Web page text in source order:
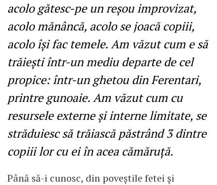
acolo gătesc-pe un reșou improvizat,
acolo mănâncă, acolo se joacă copiii,
acolo își fac temele. Am văzut cum e să
trăiești într-un mediu departe de cel
propice: într-un ghetou din Ferentari,
printre gunoaie. Am văzut cum cu
resursele externe și interne limitate, se
străduiesc să trăiască păstrând 3 dintre
copiii lor cu ei în acea cămăruță.
Până să-i cunosc, din poveștile fetei și